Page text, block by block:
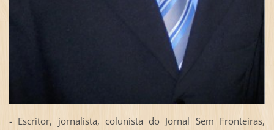
- Escritor, jornalista, colunista do Jornal Sem Fronteiras,